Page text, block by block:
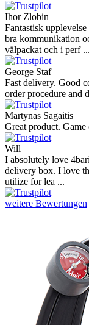
Ihor Zlobin
Fantastisk
bra kommunikation
välpackat och i perf ...
George Staf
Fast delivery. Good
order procedure and
Martynas Sagaitis
Great product. Game
Will
I absolutely love
delivery box. I love
utilize for lea ...
weitere Bewertungen